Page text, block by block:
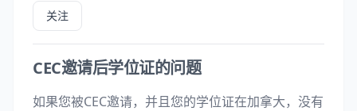
关注
CEC邀请后学位证的问题
如果您被CEC邀请，并且您的学位证在加拿大，没有